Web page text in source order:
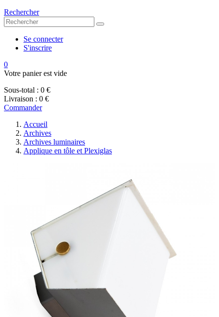
Rechercher
Se connecter
S'inscrire
0
Votre panier est vide
Sous-total : 0 €
Livraison : 0 €
Commander
Accueil
Archives
Archives luminaires
Applique en tôle et Plexiglas